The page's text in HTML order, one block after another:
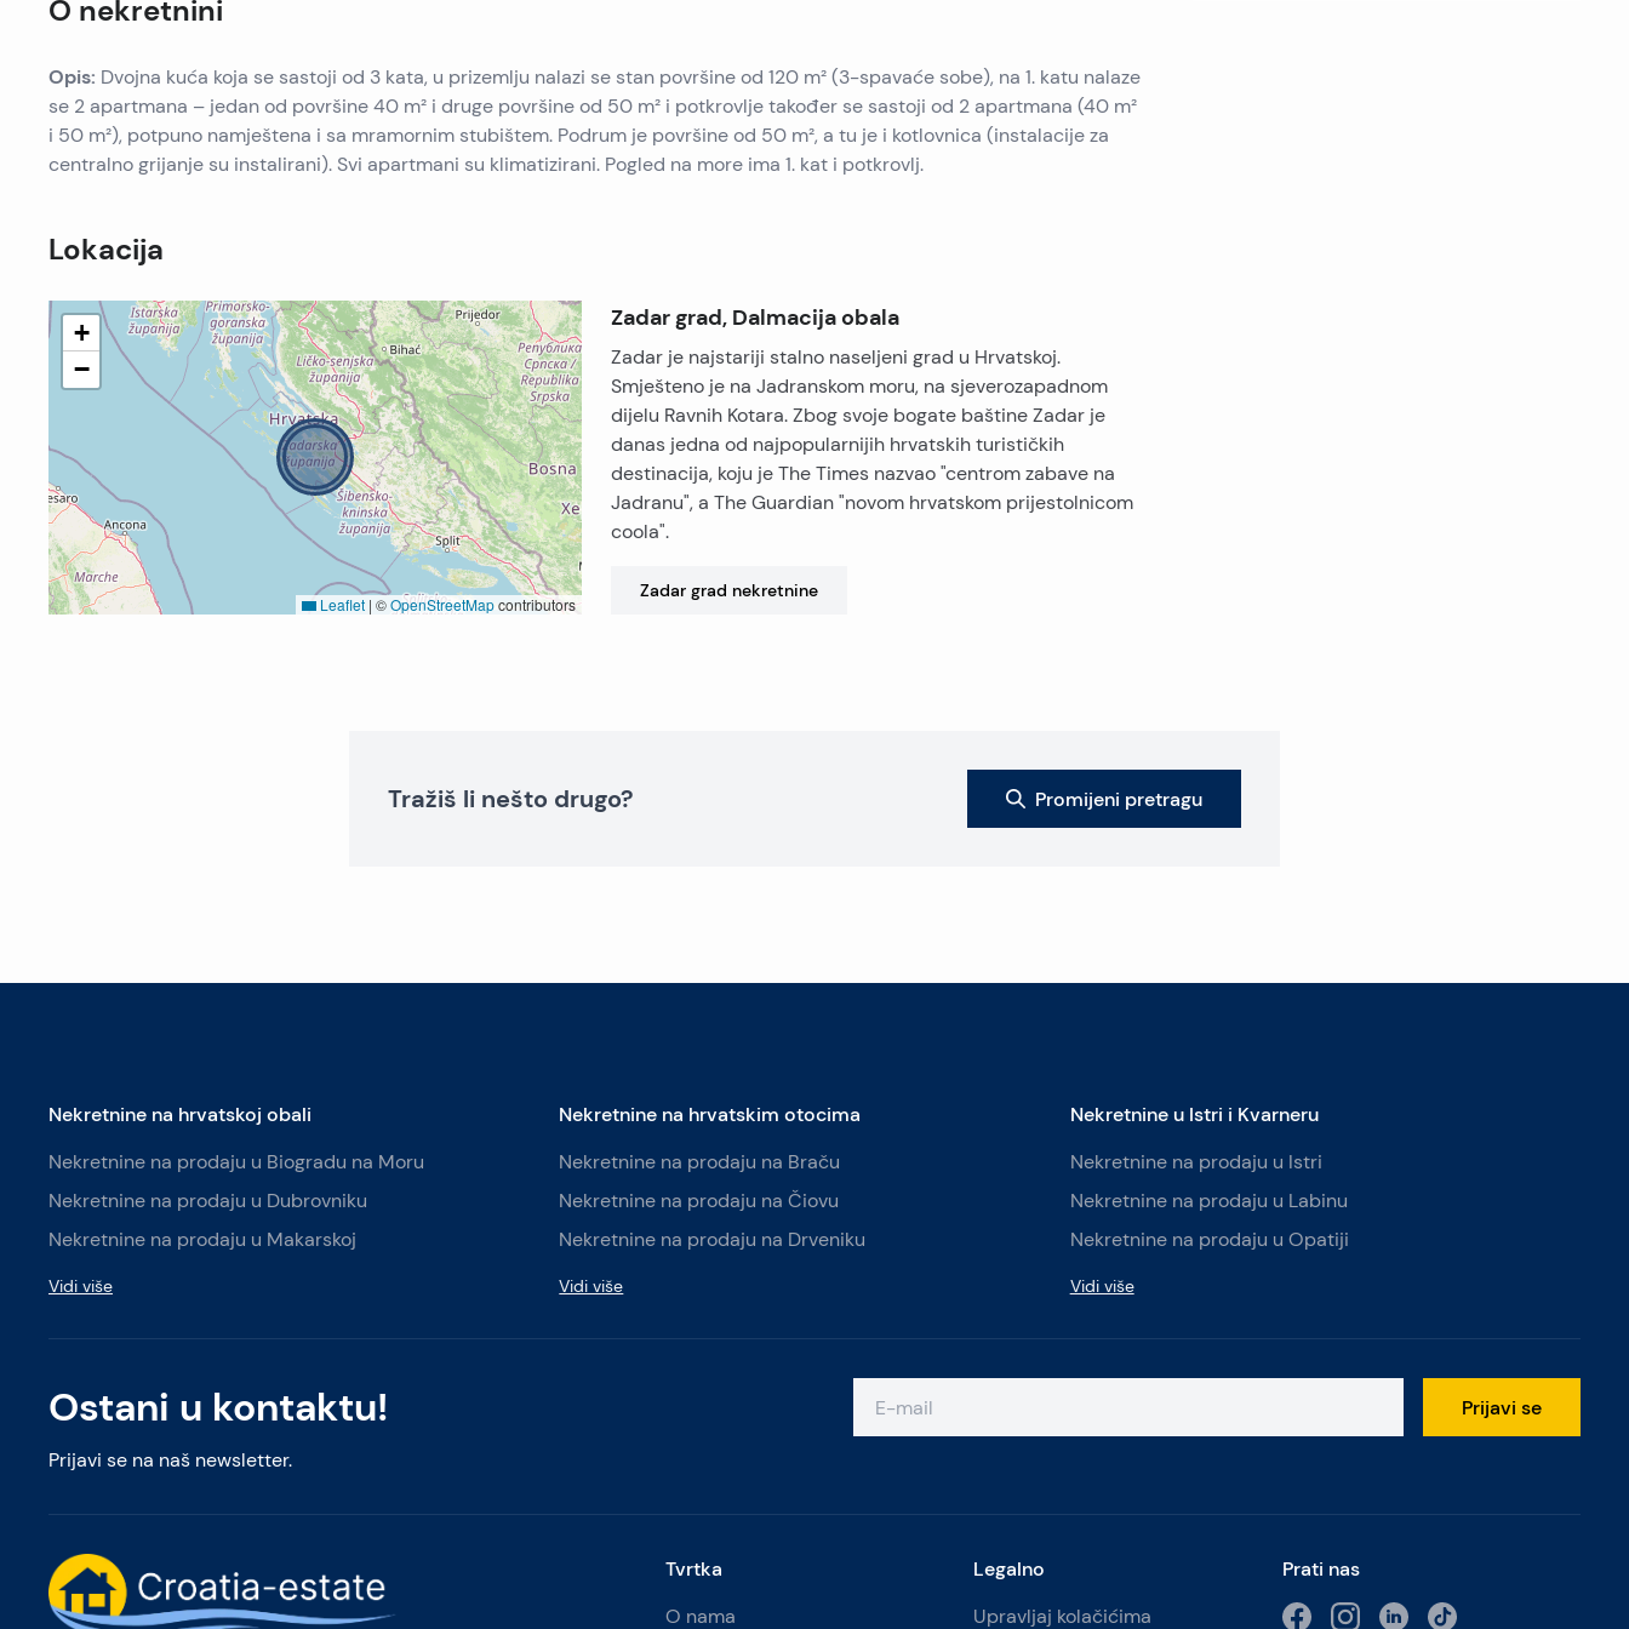
O nekretnini
Opis: Dvojna kuća koja se sastoji od 3 kata, u prizemlju nalazi se stan površine od 120 m² (3-spavaće sobe), na 1. katu nalaze
se 2 apartmana – jedan od površine 40 m² i druge površine od 50 m² i potkrovlje također se sastoji od 2 apartmana (40 m²
i 50 m²), potpuno namještena i sa mramornim stubištem. Podrum je površine od 50 m², a tu je i kotlovnica (instalacije za
centralno grijanje su instalirani). Svi apartmani su klimatizirani. Pogled na more ima 1. kat i potkrovlj.
Lokacija
+
−
Leaflet | ©OpenStreetMapcontributors
Zadar grad, Dalmacija obala
Zadar je najstariji stalno naseljeni grad u Hrvatskoj.
Smješteno je na Jadranskom moru, na sjeverozapadnom
dijelu Ravnih Kotara. Zbog svoje bogate baštine Zadar je
danas jedna od najpopularnijih hrvatskih turističkih
destinacija, koju je The Times nazvao "centrom zabave na
Jadranu", a The Guardian "novom hrvatskom prijestolnicom
coola".
Zadar grad nekretnine
Tražiš li nešto drugo? Promijeni pretragu
Ostani u kontaktu!
Prijavi se na naš newsletter.
Prijavi se
Nekretnine na hrvatskoj obali
Nekretnine na prodaju u Biogradu na Moru
Nekretnine na prodaju u Dubrovniku
Nekretnine na prodaju u Makarskoj
Vidi više
Nekretnine na hrvatskim otocima
Nekretnine na prodaju na Braču
Nekretnine na prodaju na Čiovu
Nekretnine na prodaju na Drveniku
Vidi više
Nekretnine u Istri i Kvarneru
Nekretnine na prodaju u Istri
Nekretnine na prodaju u Labinu
Nekretnine na prodaju u Opatiji
Vidi više
Tvrtka
O nama
Legalno
Upravljaj kolačićima
Prati nas